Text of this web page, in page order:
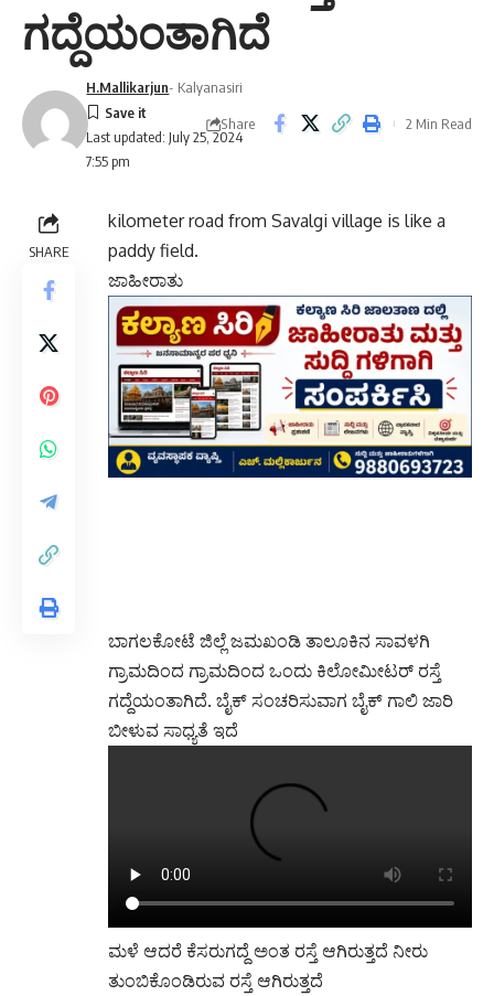
ಗದ್ದೆಯಂತಾಗಿದೆ
Last updated: July 25, 2024
7:55 pm
H.Mallikarjun- Kalyanasiri
Share 2 Min Read
SHARE
kilometer road from Savalgi village is like a
paddy field.
ಜಾಹೀರಾತು
ಬಾಗಲಕೋಟೆ ಜಿಲ್ಲೆ ಜಮಖಂಡಿ ತಾಲೂಕಿನ ಸಾವಳಗಿ
ಗ್ರಾಮದಿಂದ ಗ್ರಾಮದಿಂದ ಒಂದು ಕಿಲೋಮೀಟರ್ ರಸ್ತೆ
ಗದ್ದೆಯಂತಾಗಿದೆ. ಬೈಕ್ ಸಂಚರಿಸುವಾಗ ಬೈಕ್ ಗಾಲಿ ಜಾರಿ
ಬೀಳುವ ಸಾಧ್ಯತೆ ಇದೆ
ಮಳೆ ಆದರೆ ಕೆಸರುಗದ್ದೆ ಅಂತ ರಸ್ತೆ ಆಗಿರುತ್ತದೆ ನೀರು
ತುಂಬಿಕೊಂಡಿರುವ ರಸ್ತೆ ಆಗಿರುತ್ತದೆ